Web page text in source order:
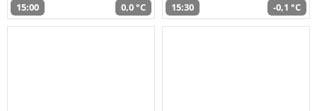
15:00 0,0 °C 15:30 -0,1 °C